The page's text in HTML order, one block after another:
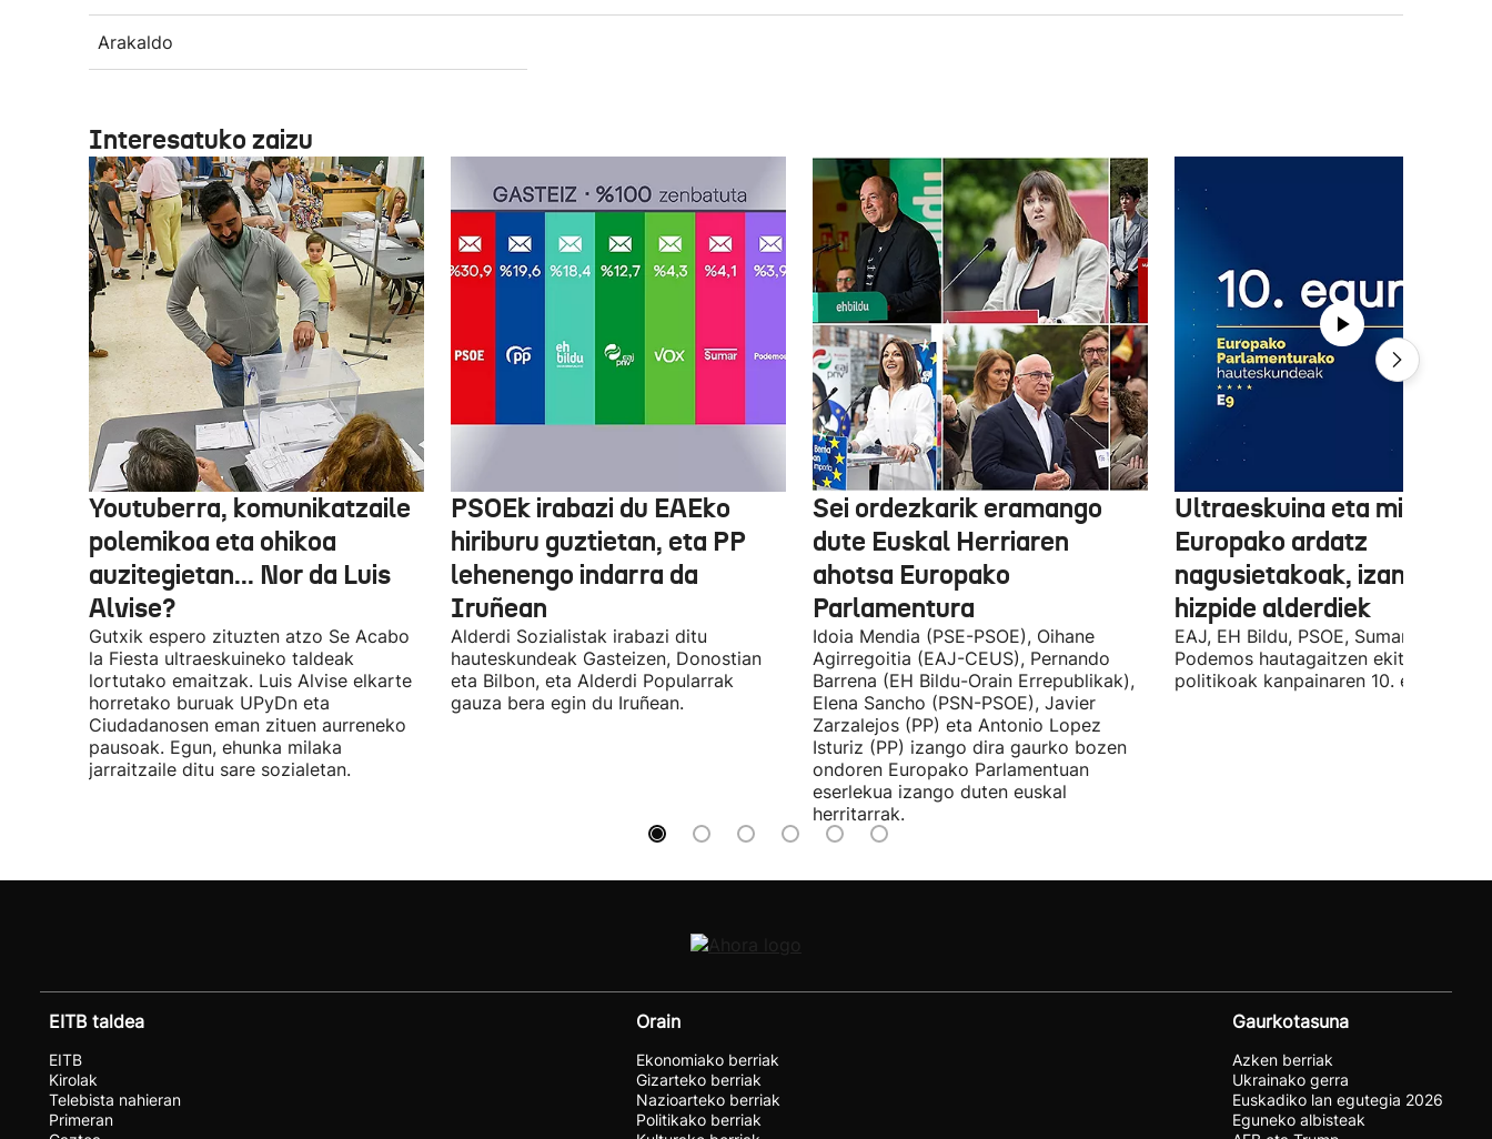
Arakaldo
Interesatuko zaizu
Youtuberra, komunikatzaile
polemikoa eta ohikoa
auzitegietan... Nor da Luis
Alvise?
Gutxik espero zituzten atzo Se Acabo
la Fiesta ultraeskuineko taldeak
lortutako emaitzak. Luis Alvise elkarte
horretako buruak UPyDn eta
Ciudadanosen eman zituen aurreneko
pausoak. Egun, ehunka milaka
jarraitzaile ditu sare sozialetan.
PSOEk irabazi du EAEko
hiriburu guztietan, eta PP
lehenengo indarra da
Iruñean
Alderdi Sozialistak irabazi ditu
hauteskundeak Gasteizen, Donostian
eta Bilbon, eta Alderdi Popularrak
gauza bera egin du Iruñean.
Sei ordezkarik eramango
dute Euskal Herriaren
ahotsa Europako
Parlamentura
Idoia Mendia (PSE-PSOE), Oihane
Agirregoitia (EAJ-CEUS), Pernando
Barrena (EH Bildu-Orain Errepublikak),
Elena Sancho (PSN-PSOE), Javier
Zarzalejos (PP) eta Antonio Lopez
Isturiz (PP) izango dira gaurko bozen
ondoren Europako Parlamentuan
eserlekua izango duten euskal
herritarrak.
Ultraeskuina eta
Europako ardatz
nagusietakoak, izan dituzte
hizpide alderdiek
EAJ, EH Bildu, PSOE, Sumar, PP eta
Podemos hautagaitzen ekitaldi
politikoak kanpainaren 10. egunean.
EITB taldea
EITB
Kirolak
Telebista nahieran
Primeran
Orain
Ekonomiako berriak
Gizarteko berriak
Nazioarteko berriak
Politikako berriak
Gaurkotasuna
Azken berriak
Ukrainako gerra
Euskadiko lan egutegia 2026
Eguneko albisteak